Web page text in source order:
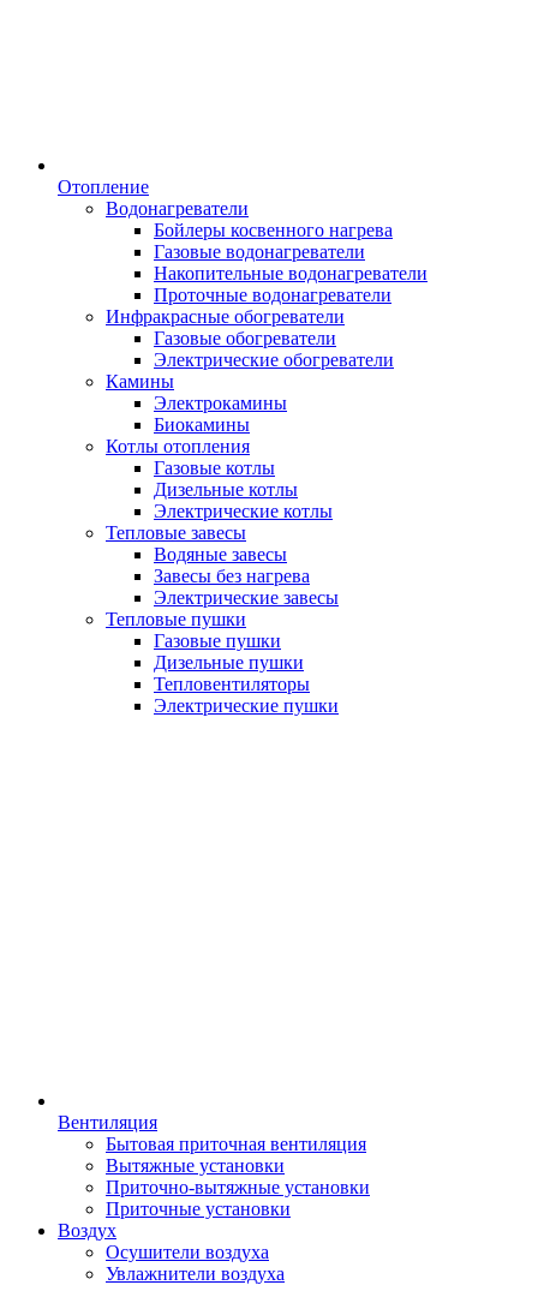
Отопление
Водонагреватели
Бойлеры косвенного нагрева
Газовые водонагреватели
Накопительные водонагреватели
Проточные водонагреватели
Инфракрасные обогреватели
Газовые обогреватели
Электрические обогреватели
Камины
Электрокамины
Биокамины
Котлы отопления
Газовые котлы
Дизельные котлы
Электрические котлы
Тепловые завесы
Водяные завесы
Завесы без нагрева
Электрические завесы
Тепловые пушки
Газовые пушки
Дизельные пушки
Тепловентиляторы
Электрические пушки
Вентиляция
Бытовая приточная вентиляция
Вытяжные установки
Приточно-вытяжные установки
Приточные установки
Воздух
Осушители воздуха
Увлажнители воздуха